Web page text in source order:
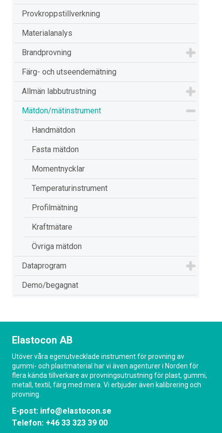
Provkroppstillverkning
Materialanalys
Brandprovning
Färg- och utseendemätning
Allmän labbutrustning
Mätdon/mätinstrument
Handmätdon
Fasta mätdon
Momentnycklar
Temperaturinstrument
Profilmätning
Kraftmätare
Övriga mätdon
Dataprogram
Demo/begagnat
Elastocon AB
Utöver våra egenutvecklade instrument för provning av
gummi- och plastmaterial har vi även agenturer i Norden för
flera kända tillverkare av provningsutrustning för plast, gummi,
metall, textil, färg med mera. Vi erbjuder även kalibrering och
provning.
E-post: info@elastocon.se
Telefon: +46 33 323 39 00